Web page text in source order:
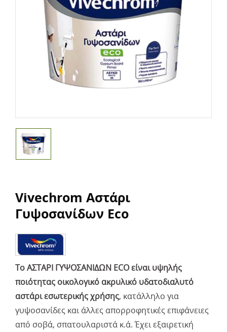
Vivechrom Αστάρι
Γυψοσανίδων Eco
Το ΑΣΤΑΡΙ ΓΥΨΟΣΑΝΙΔΩΝ ECO είναι υψηλής
ποιότητας οικολογικό ακρυλικό υδατοδιαλυτό
αστάρι εσωτερικής χρήσης, κατάλληλο για
γυψοσανίδες και άλλες απορροφητικές επιφάνειες
από σοβά, σπατουλαριστά κ.ά. Έχει εξαιρετική